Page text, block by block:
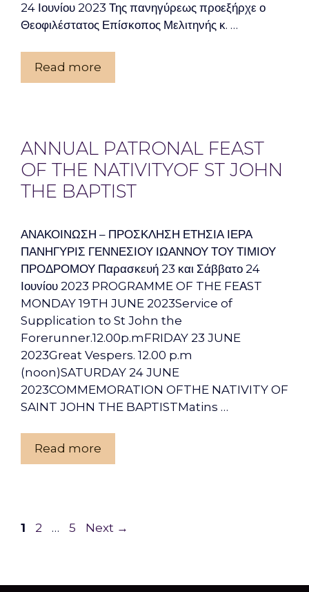
24 Ιουνίου 2023 Της πανηγύρεως προεξήρχε ο
Θεοφιλέστατος Επίσκοπος Μελιτηνής κ. …
Read more
ANNUAL PATRONAL FEAST
OF THE NATIVITYOF ST JOHN
THE BAPTIST
ΑΝΑΚΟΙΝΩΣΗ – ΠΡΟΣΚΛΗΣΗ ΕΤΗΣΙΑ ΙΕΡΑ
ΠΑΝΗΓΥΡΙΣ ΓΕΝΝΕΣΙΟΥ ΙΩΑΝΝΟΥ ΤΟΥ ΤΙΜΙΟΥ
ΠΡΟΔΡΟΜΟΥ Παρασκευή 23 και Σάββατο 24
Ιουνίου 2023 PROGRAMME OF THE FEΑST
MONDAY 19TH JUNE 2023Service of
Supplication to St John the
Forerunner.12.00p.mFRIDAY 23 JUNE
2023Great Vespers. 12.00 p.m
(noon)SATURDAY 24 JUNE
2023COMMEMORATION OFTHE NATIVITY OF
SAINT JOHN THE BAPTISTMatins …
Read more
Page
1 Page
2 … Page
5 Next →